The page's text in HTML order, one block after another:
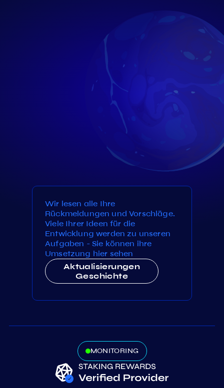
Wir lesen alle Ihre
Rückmeldungen und Vorschläge.
Viele Ihrer Ideen für die
Entwicklung werden zu unseren
Aufgaben - Sie können ihre
Umsetzung hier sehen
Aktualisierungen
Geschichte
MONITORING